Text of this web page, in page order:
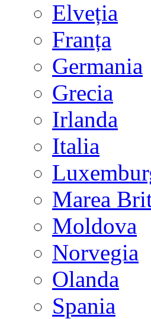
Elveția
Franța
Germania
Grecia
Irlanda
Italia
Marea
Moldova
Norvegia
Olanda
Spania